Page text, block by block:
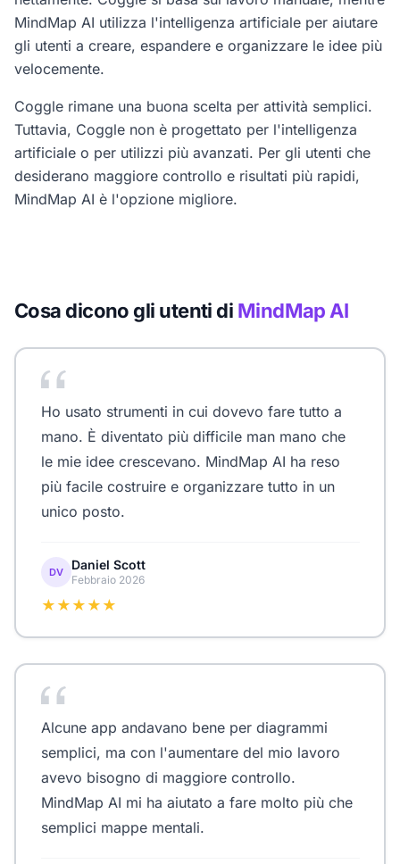
MindMap AI utilizza l'intelligenza artificiale per aiutare
gli utenti a creare, espandere e organizzare le idee più
velocemente.
Coggle rimane una buona scelta per attività semplici.
Tuttavia, Coggle non è progettato per l'intelligenza
artificiale o per utilizzi più avanzati. Per gli utenti che
desiderano maggiore controllo e risultati più rapidi,
MindMap AI è l'opzione migliore.
Cosa dicono gli utenti di MindMap AI
Ho usato strumenti in cui dovevo fare tutto a
mano. È diventato più difficile man mano che
le mie idee crescevano. MindMap AI ha reso
più facile costruire e organizzare tutto in un
unico posto.
DV Daniel Scott
Febbraio 2026
★★★★★
Alcune app andavano bene per diagrammi
semplici, ma con l'aumentare del mio lavoro
avevo bisogno di maggiore controllo.
MindMap AI mi ha aiutato a fare molto più che
semplici mappe mentali.